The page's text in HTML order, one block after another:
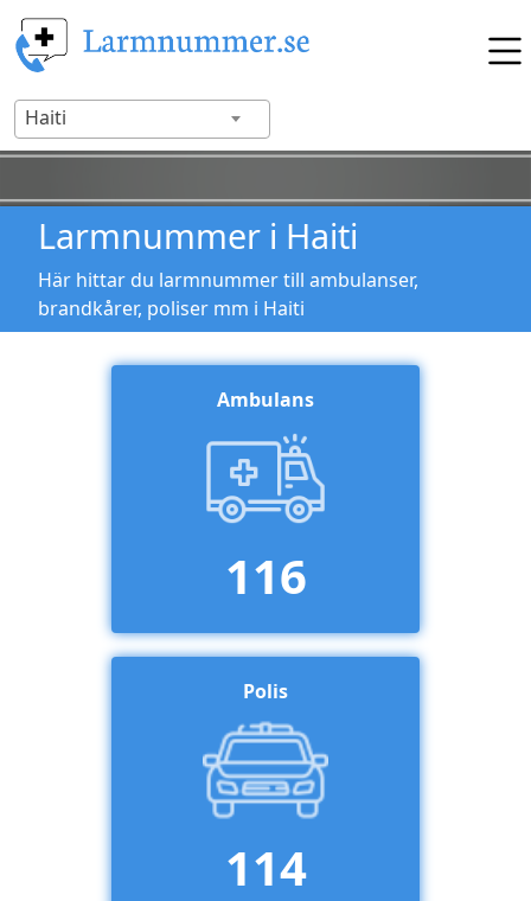
Haiti
Larmnummer i Haiti
Här hittar du larmnummer till ambulanser,
brandkårer, poliser mm i Haiti
Ambulans
116
Polis
114